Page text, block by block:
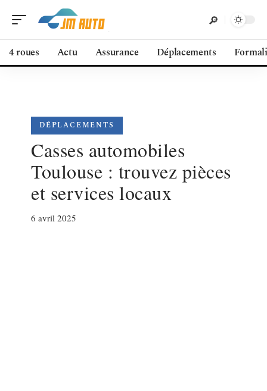
4 roues Actu Assurance Déplacements
DÉPLACEMENTS
Casses automobiles
Toulouse : trouvez pièces
et services locaux
6 avril 2025